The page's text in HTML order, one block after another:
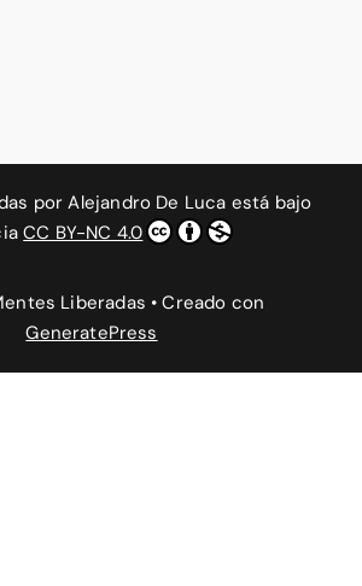
porAlejandro De Luca está bajo
CC BY-NC 4.0
Liberadas • Creado con
GeneratePress